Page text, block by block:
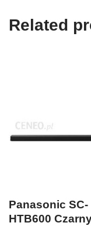
Related
Panasonic SC-
HTB600